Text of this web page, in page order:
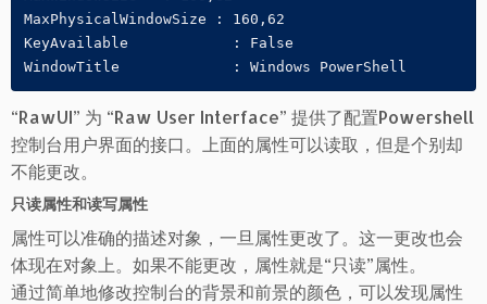
MaxPhysicalWindowSize : 160,62
KeyAvailable      	: False
WindowTitle      	: Windows PowerShell
“RawUI” 为 “Raw User Interface” 提供了配置Powershell
控制台用户界面的接口。上面的属性可以读取，但是个别却
不能更改。
只读属性和读写属性
属性可以准确的描述对象，一旦属性更改了。这一更改也会
体现在对象上。如果不能更改，属性就是“只读”属性。
通过简单地修改控制台的背景和前景的颜色，可以发现属性